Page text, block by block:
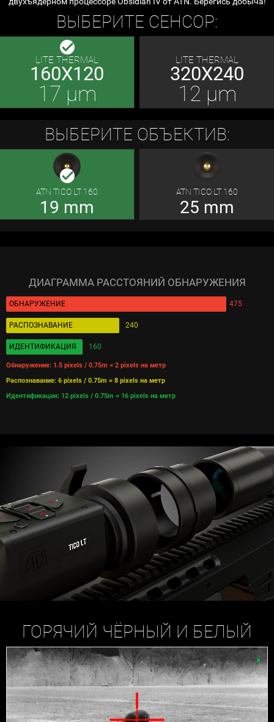
ВЫБЕРИТЕ СЕНСОР:
done
LITE THERMAL
160X120
17 μm
LITE THERMAL
320X240
12 μm
ВЫБЕРИТЕ ОБЪЕКТИВ:
done
ATN TICO LT 160
19 mm
ATN TICO LT 160
25 mm
ДИАГРАММА РАССТОЯНИЙ ОБНАРУЖЕНИЯ
ОБНАРУЖЕНИЕ 475
РАСПОЗНАВАНИЕ 240
ИДЕНТИФИКАЦИЯ 160
Обнаружение: 1.5 pixels / 0.75m = 2 pixels на метр
Распознавание: 6 pixels / 0.75m = 8 pixels на метр
Идентификация: 12 pixels / 0.75m = 16 pixels на метр
ГОРЯЧИЙ ЧЁРНЫЙ И БЕЛЫЙ